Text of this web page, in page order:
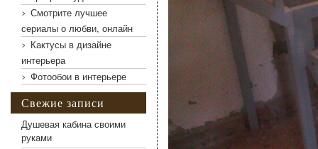
Смотрите лучшее
сериалы о любви, онлайн
Кактусы в дизайне
интерьера
Фотообои в интерьере
Свежие записи
Душевая кабина своими
руками